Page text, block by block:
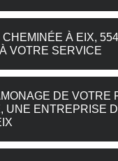
À EIX,
VOTRE SERVICE
DE VOTRE
UNE ENTREPRISE